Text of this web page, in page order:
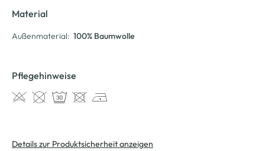
Material
Außenmaterial: 100% Baumwolle
Pflegehinweise
Details zur Produktsicherheit anzeigen